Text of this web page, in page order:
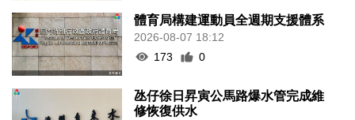
體育局構建運動員全週期支援體系
2026-08-07 18:12
173
0
氹仔徐日昇寅公馬路爆水管完成維
修恢復供水